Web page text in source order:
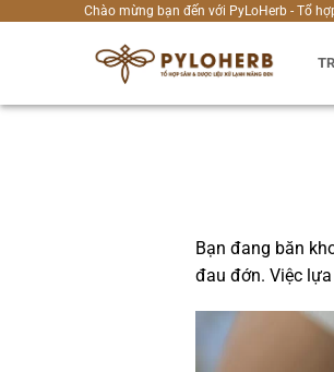
Chào mừng bạn đến với PyLoHerb - Tổ
Bạn đang băn
đau đớn. Việc